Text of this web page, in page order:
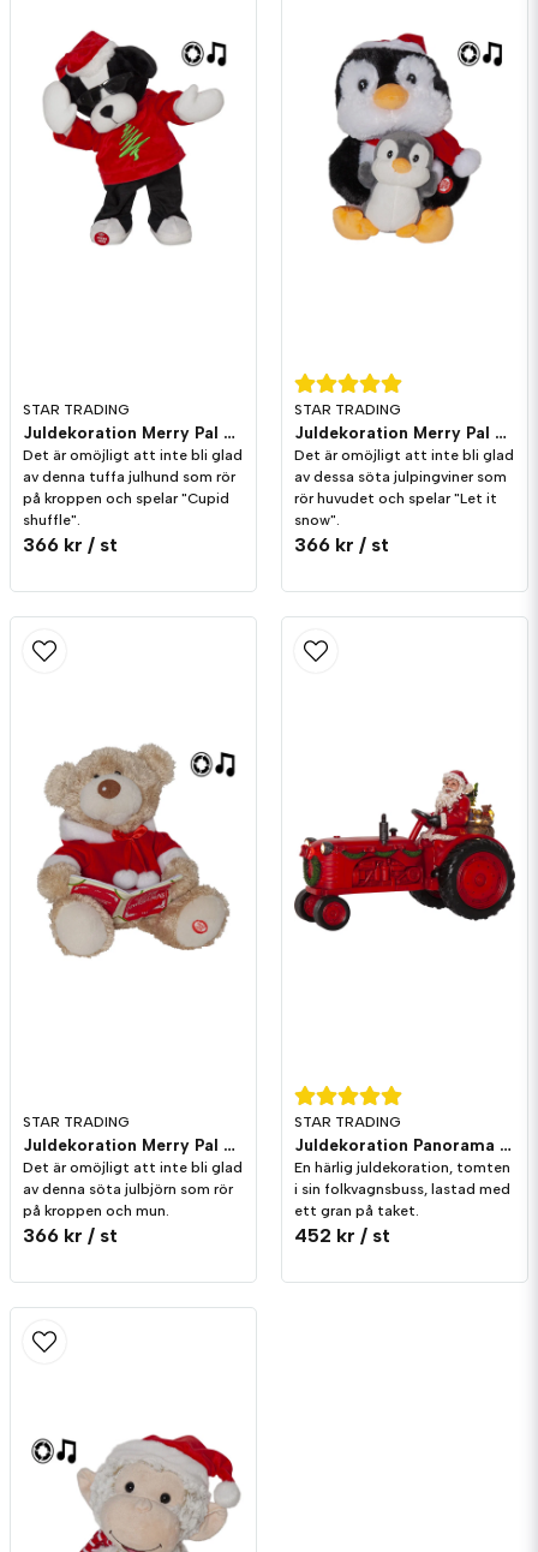
STAR TRADING
Juldekoration Merry Pal Hund Melodi/Rörelse
Det är omöjligt att inte bli glad
av denna tuffa julhund som rör
på kroppen och spelar "Cupid
shuffle".
366 kr / st
STAR TRADING
Juldekoration Merry Pal Pingvin Melodi/Rörelse
Det är omöjligt att inte bli glad
av dessa söta julpingviner som
rör huvudet och spelar "Let it
snow".
366 kr / st
STAR TRADING
Juldekoration Merry Pal Björn Melodi/Rörelse
Det är omöjligt att inte bli glad
av denna söta julbjörn som rör
på kroppen och mun.
366 kr / st
STAR TRADING
Juldekoration Panorama Merryville Traktor
En härlig juldekoration, tomten
i sin folkvagnsbuss, lastad med
ett gran på taket.
452 kr / st